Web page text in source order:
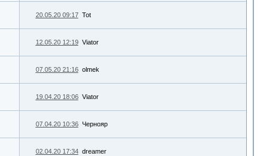
20.05.20 09:17 Tot
12.05.20 12:19 Viator
07.05.20 21:16 olmek
19.04.20 18:06 Viator
07.04.20 10:36 Чернояр
02.04.20 17:34 dreamer